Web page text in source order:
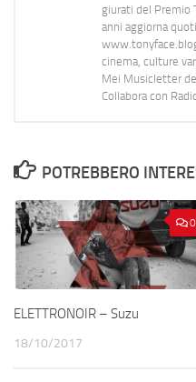
giurati del Premio
anni aggiorna
cinema, culture
Mei Musicletter
Collabora con
POTREBBERO
0
ELETTRONOIR – Suzu
18/10/2017